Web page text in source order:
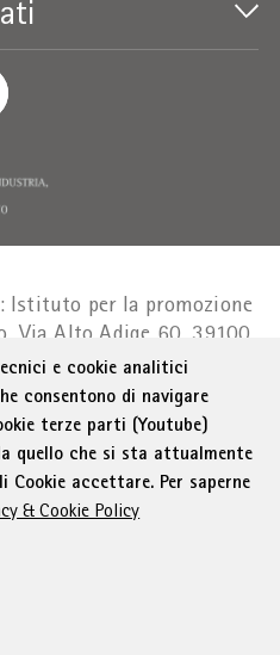
per la promozione
Via Alto Adige 60, 39100
|administration-
Menu Footer
Condizioni generali
Sitemap
Cookie Policy
e cookie analitici
consentono di navigare
terze parti (Youtube)
quello che si sta attualmente
Cookie accettare. Per saperne
& Cookie Policy